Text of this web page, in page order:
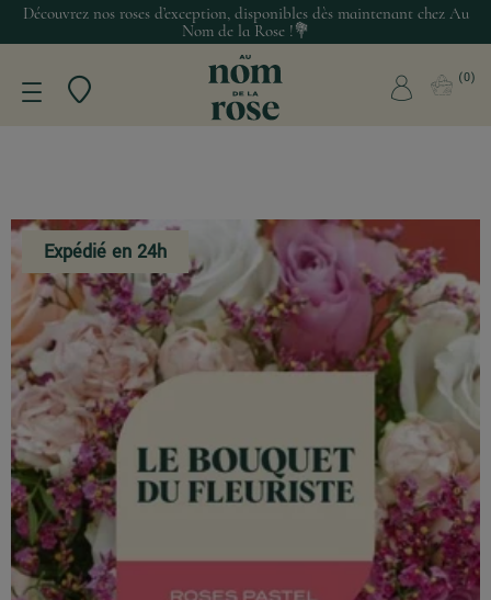
Découvrez nos roses d’exception, disponibles dès maintenant chez Au
Nom de la Rose !💐
0
Expédié en 24h